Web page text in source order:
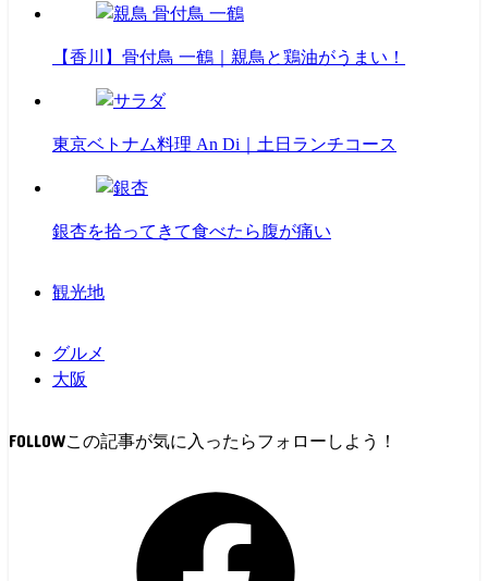
【香川】骨付鳥 一鶴｜親鳥と鶏油がうまい！
東京ベトナム料理 An Di｜土日ランチコース
銀杏を拾ってきて食べたら腹が痛い
観光地
グルメ
大阪
FOLLOW